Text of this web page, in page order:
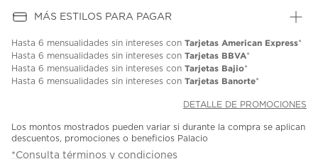
MÁS ESTILOS PARA PAGAR
Hasta 6 mensualidades sin intereses con Tarjetas American Express*
Hasta 6 mensualidades sin intereses con Tarjetas BBVA*
Hasta 6 mensualidades sin intereses con Tarjetas Bajio*
Hasta 6 mensualidades sin intereses con Tarjetas Banorte*
DETALLE DE PROMOCIONES
Los montos mostrados pueden variar si durante la compra se aplican
descuentos, promociones o beneficios Palacio
*Consulta términos y condiciones